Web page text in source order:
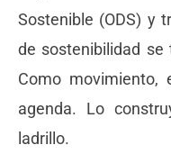
Sostenible (ODS) y
de sostenibilidad se
Como movimiento,
agenda. Lo
ladrillo.